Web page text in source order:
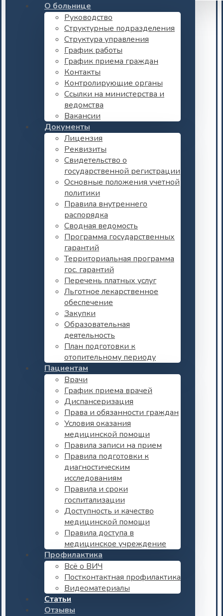
О больнице
Руководство
Структурные подразделения
Структура управления
График работы
График приема граждан
Контакты
Контролирующие органы
Ссылки на министерства и
ведомства
Вакансии
Документы
Лицензия
Реквизиты
Свидетельство о
государственной регистрации
Основные положения учетной
политики
Правила внутреннего
распорядка
Сводная ведомость
Программа государственных
гарантий
Территориальная программа
гос. гарантий
Перечень платных услуг
Льготное лекарственное
обеспечение
Закупки
Образовательная
деятельность
План подготовки к
отопительному периоду
Пациентам
Врачи
График приема врачей
Диспансеризация
Права и обязанности граждан
Условия оказания
медицинской помощи
Правила записи на прием
Правила подготовки к
диагностическим
исследованиям
Правила и сроки
госпитализации
Доступность и качество
медицинской помощи
Правила доступа в
медицинское учреждение
Профилактика
Всё о ВИЧ
Постконтактная профилактика
Видеоматериалы
Статьи
Отзывы